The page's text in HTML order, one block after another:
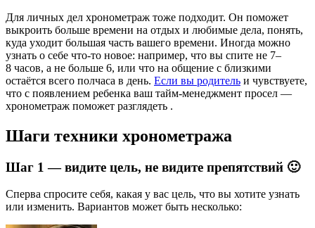
Для личных дел хронометраж тоже подходит. Он поможет
выкроить больше времени на отдых и любимые дела, понять,
куда уходит большая часть вашего времени. Иногда можно
узнать о себе что-то новое: например, что вы спите не 7–
8 часов, а не больше 6, или что на общение с близкими
остаётся всего полчаса в день. Если вы родитель и чувствуете,
что с появлением ребенка ваш тайм-менеджмент просел —
хронометраж поможет разглядеть .
Шаги техники хронометража
Шаг 1 — видите цель, не видите препятствий 🙂
Сперва спросите себя, какая у вас цель, что вы хотите узнать
или изменить. Вариантов может быть несколько: